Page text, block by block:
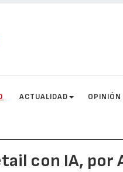
ACTUALIDAD OPINIÓN
con IA, por